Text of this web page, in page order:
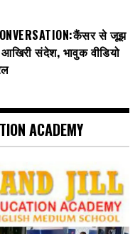
से जूझ
संदेश, भावुक वीडियो
ACADEMY